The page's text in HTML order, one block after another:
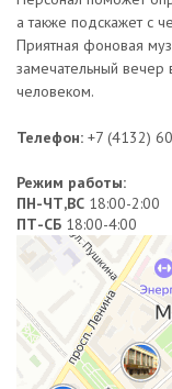
а также подскажет с
Приятная фоновая
замечательный
человеком.
Телефон: +7 (4132)
Режим работы:
ПН-ЧТ,ВС 18:00-2:00
ПТ-СБ 18:00-4:00
Бар, паб в Магадане